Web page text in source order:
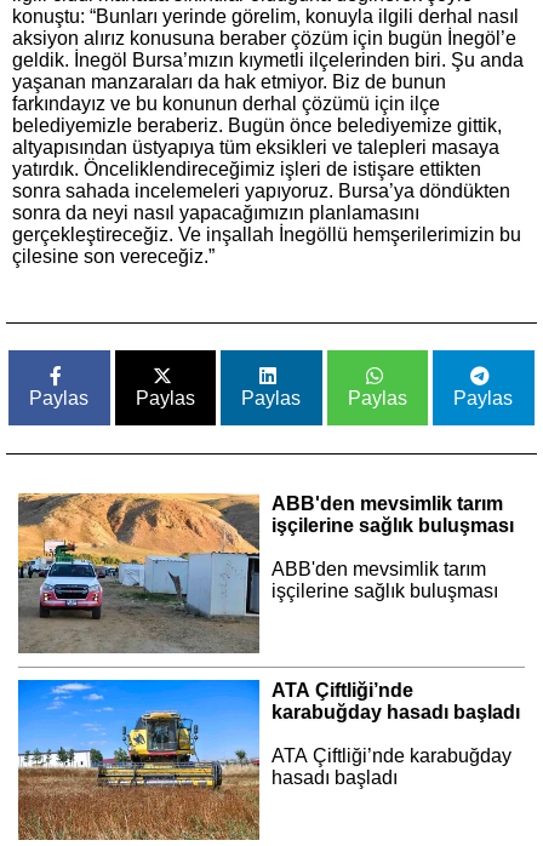
konuştu: “Bunları yerinde görelim, konuyla ilgili derhal nasıl
aksiyon alırız konusuna beraber çözüm için bugün İnegöl’e
geldik. İnegöl Bursa’mızın kıymetli ilçelerinden biri. Şu anda
yaşanan manzaraları da hak etmiyor. Biz de bunun
farkındayız ve bu konunun derhal çözümü için ilçe
belediyemizle beraberiz. Bugün önce belediyemize gittik,
altyapısından üstyapıya tüm eksikleri ve talepleri masaya
yatırdık. Önceliklendireceğimiz işleri de istişare ettikten
sonra sahada incelemeleri yapıyoruz. Bursa’ya döndükten
sonra da neyi nasıl yapacağımızın planlamasını
gerçekleştireceğiz. Ve inşallah İnegöllü hemşerilerimizin bu
çilesine son vereceğiz.”
Paylas Paylas Paylas Paylas Paylas
ABB'den mevsimlik tarım
işçilerine sağlık buluşması
ABB'den mevsimlik tarım
işçilerine sağlık buluşması
ATA Çiftliği’nde
karabuğday hasadı başladı
ATA Çiftliği’nde karabuğday
hasadı başladı